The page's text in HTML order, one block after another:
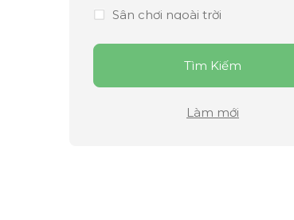
Sân chơi ngoài trời
Thư viện
Trông thứ BảyTìm Kiếm
Làm mới